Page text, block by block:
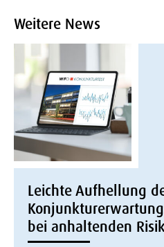
Weitere News
Leichte Aufhellung
bei anhaltenden